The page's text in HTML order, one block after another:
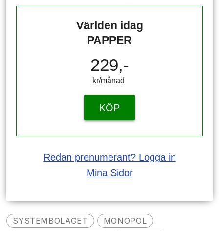
Världen idag
PAPPER
229,-
kr/månad ​​​​​​
KÖP
Redan prenumerant? Logga in
Mina Sidor
SYSTEMBOLAGET
MONOPOL